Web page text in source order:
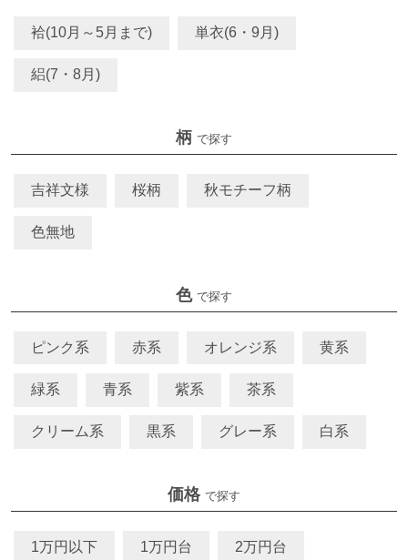
袷(10月～5月まで) 単衣(6・9月)
絽(7・8月)
柄 で探す
吉祥文様 桜柄 秋モチーフ柄
色無地
色 で探す
ピンク系 赤系 オレンジ系 黄系
緑系 青系 紫系 茶系
クリーム系 黒系 グレー系 白系
価格 で探す
1万円以下 1万円台 2万円台